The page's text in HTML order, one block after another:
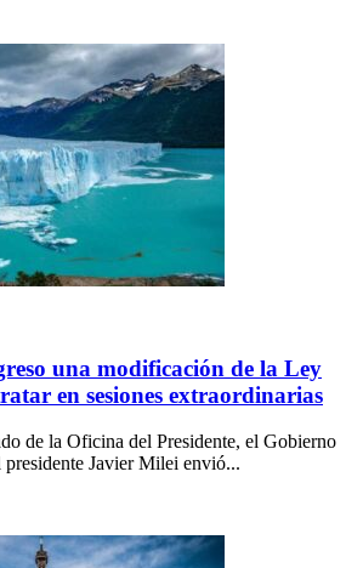
una modificación de la Ley
en sesiones extraordinarias
de la Oficina del Presidente, el Gobierno
Javier Milei envió...